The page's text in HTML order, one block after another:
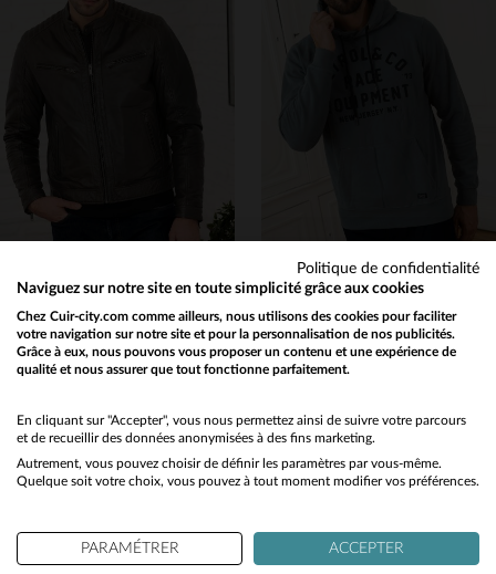
TAILLES DISPONIBLES
SERGE PARIENTE
Blouson ALON 2 en cuir de mouton anthracite, souple et léger.
299,00 €
TOUTES SAISONS
TAILLES DISPONIBLES
PETROL INDUSTRIES
Pull à capuche gris vert
24,50 €49,00 €
PROMO
Would you like to be redirected to our English site?
No
Yes
Politique de confidentialité
Naviguez sur notre site en toute simplicité grâce aux cookies
Chez Cuir-city.com comme ailleurs, nous utilisons des cookies pour faciliter
votre navigation sur notre site et pour la personnalisation de nos publicités.
Grâce à eux, nous pouvons vous proposer un contenu et une expérience de
qualité et nous assurer que tout fonctionne parfaitement.
En cliquant sur "Accepter", vous nous permettez ainsi de suivre votre parcours
et de recueillir des données anonymisées à des fins marketing.
Autrement, vous pouvez choisir de définir les paramètres par vous-même.
Quelque soit votre choix, vous pouvez à tout moment modifier vos préférences.
PARAMÉTRER ACCEPTER